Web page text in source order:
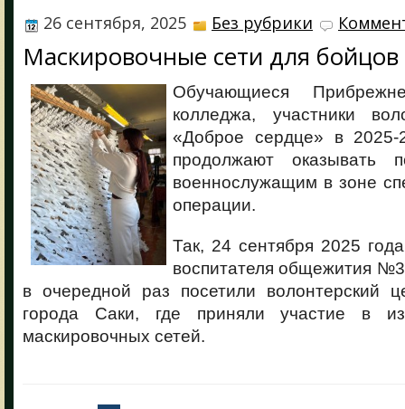
26 сентября, 2025 Без рубрики
Маскировочные сети для
Обучающиеся
колледжа, участники
«Доброе сердце» в 2025-
продолжают оказывать
военнослужащим в зоне
операции.
Так, 24 сентября 2025
воспитателя общежития
в очередной раз посетили волонтерский
города Саки, где приняли участие в
маскировочных сетей.